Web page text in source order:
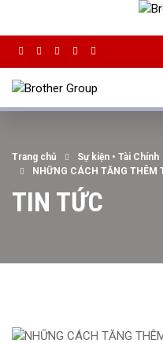
Trang chủ Sự kiện • Tài Chính
NHỮNG CÁCH TĂNG THÊM
TIN TỨC